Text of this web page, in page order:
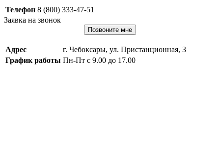
Телефон 8 (800) 333-47-51
Заявка на звонок
Позвоните мне
Адрес
г. Чебоксары, ул. Пристанционная, 3
График работы Пн-Пт с 9.00 до 17.00